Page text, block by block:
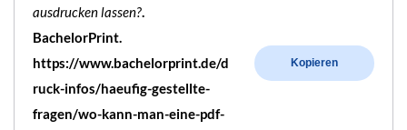
ausdrucken lassen?.
BachelorPrint.
https://www.bachelorprint.de/d
ruck-infos/haeufig-gestellte-
fragen/wo-kann-man-eine-pdf-
Kopieren